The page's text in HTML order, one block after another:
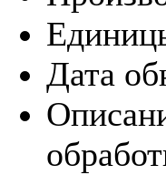
Дата